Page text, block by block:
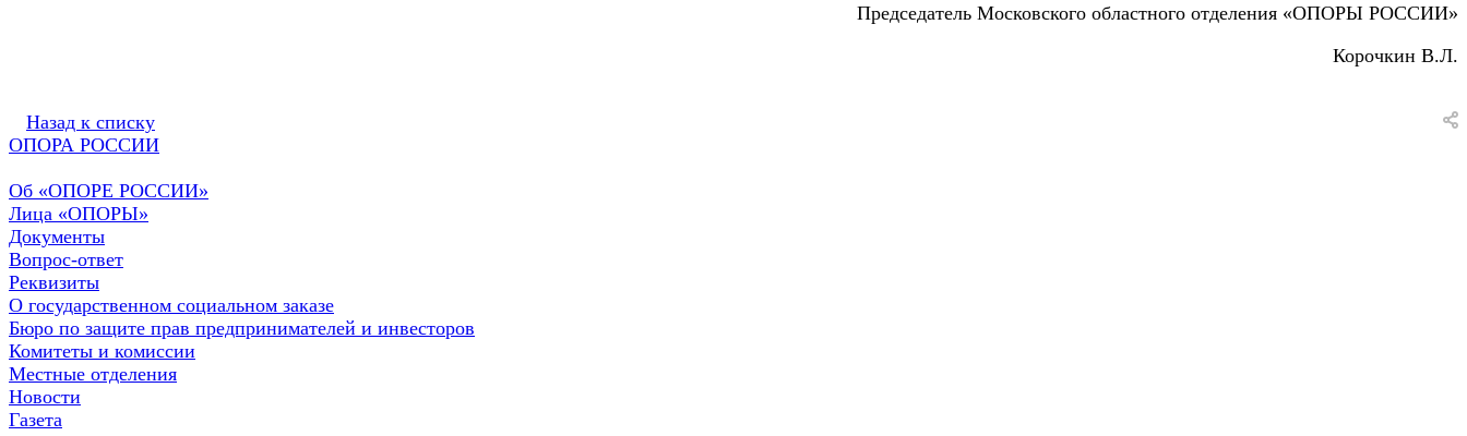
Председатель Московского областного отделения «ОПОРЫ РОССИИ»
Корочкин В.Л.
Назад к списку
ОПОРА РОССИИ
Об «ОПОРЕ РОССИИ»
Лица «ОПОРЫ»
Документы
Вопрос-ответ
Реквизиты
О государственном социальном заказе
Бюро по защите прав предпринимателей и инвесторов
Комитеты и комиссии
Местные отделения
Новости
Газета